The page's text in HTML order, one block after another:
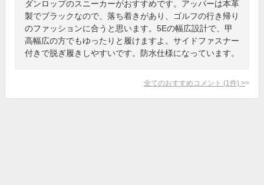
ダンロップのスニーカーがおすすめです。アッパーは本革
製でブラックなので、落ち着きがあり、ゴルフの行き帰り
のファッションに合うと思います。5Eの幅広設計で、甲
高幅広の方でもゆったりと履けますよ。サイドファスナー
付きで脱ぎ履きしやすいです。防水仕様になっています。
全てのおすすめコメント (1 件) >